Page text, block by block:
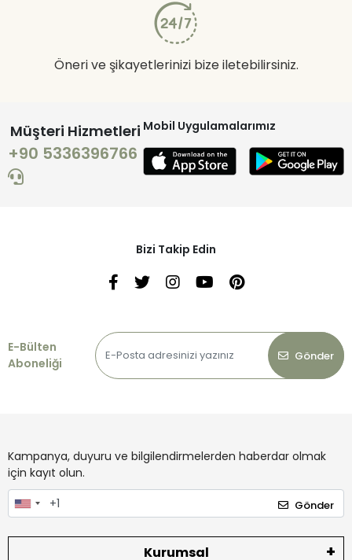
Öneri ve şikayetlerinizi bize iletebilirsiniz.
Müşteri Hizmetleri
+90 5336396766
Mobil Uygulamalarımız
Bizi Takip Edin
E-Bülten
Aboneliği
Gönder
Kampanya, duyuru ve bilgilendirmelerden haberdar olmak
için kayıt olun.
Gönder
Kurumsal